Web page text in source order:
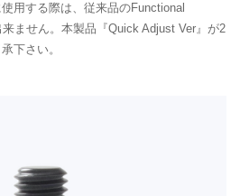
用する際は、従来品のFunctional
ません。本製品『Quick Adjust Ver』が2
下さい。